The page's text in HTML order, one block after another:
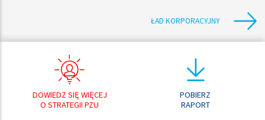
ŁAD KORPORACYJNY
DOWIEDZ SIĘ WIĘCEJ
O STRATEGII PZU
POBIERZ
RAPORT